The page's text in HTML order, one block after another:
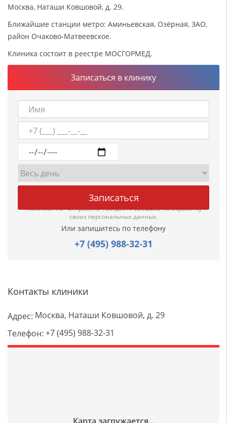
Москва, Наташи Ковшовой, д. 29.
Ближайшие станции метро: Аминьевская, Озёрная, ЗАО,
район Очаково-Матвеевское.
Клиника состоит в реестре МОСГОРМЕД.
Записаться в клинику
Нажимая на "Отправить", вы даетесогласиена обработку
своих персональных данных.
Или запишитесь по телефону
+7 (495) 988-32-31
Контакты клиники
Адрес: Москва, Наташи Ковшовой, д. 29
Телефон: +7 (495) 988-32-31